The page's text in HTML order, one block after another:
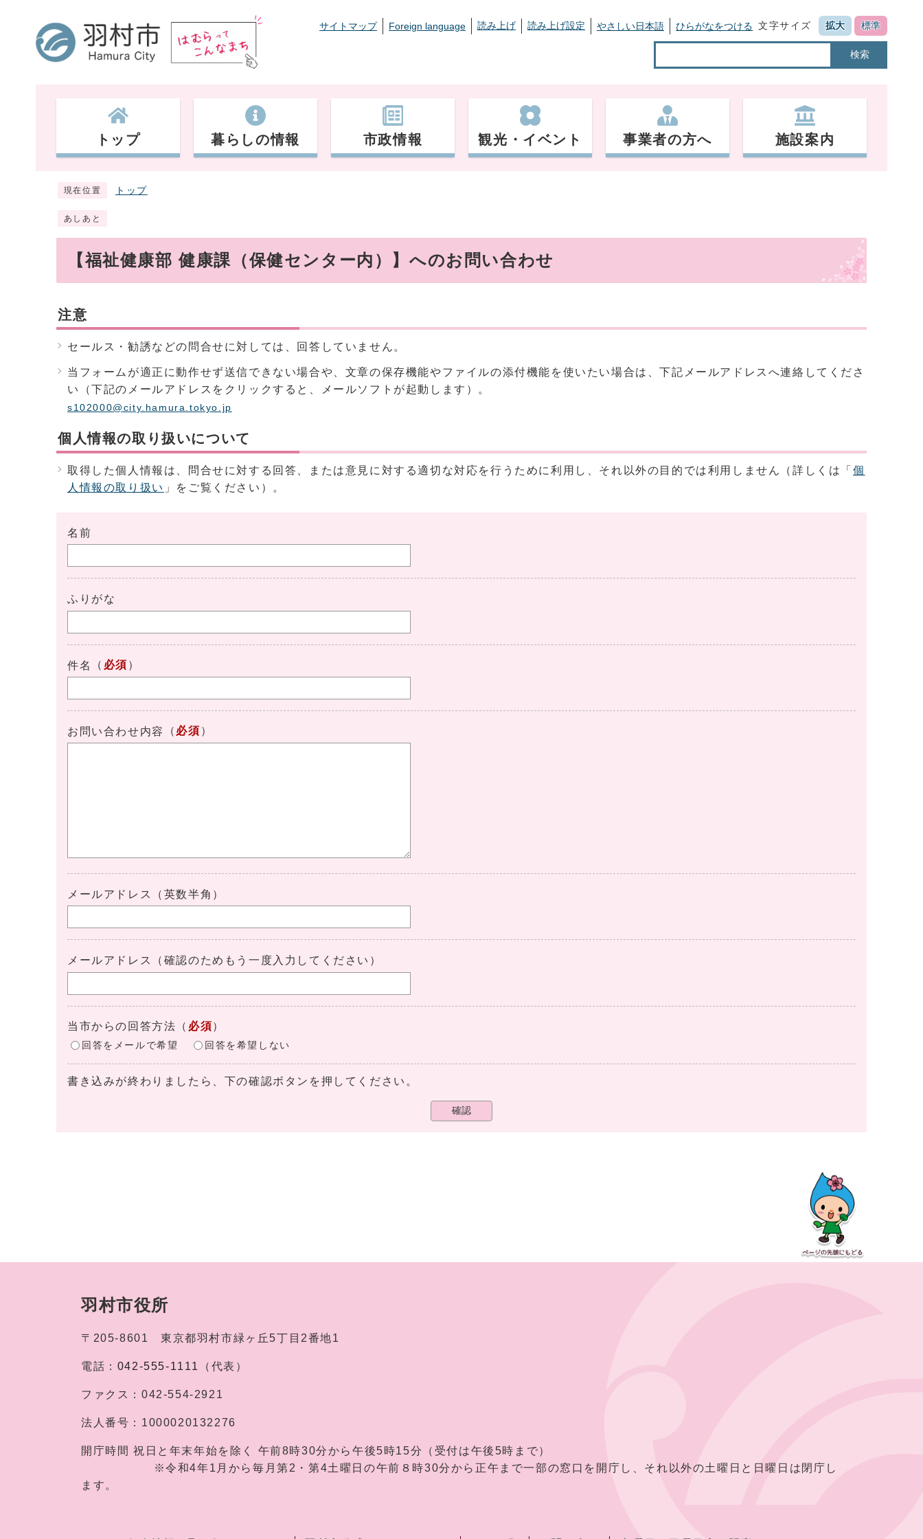
サイトマップ Foreign language 読み上げ 読み上げ設定 やさしい日本語 ひらがなをつける 文字サイズ 拡大 標準
検索
トップ 暮らしの情報 市政情報 観光・イベント 事業者の方へ 施設案内
現在位置 トップ
あしあと
【福祉健康部 健康課（保健センター内）】へのお問い合わせ
注意
セールス・勧誘などの問合せに対しては、回答していません。
当フォームが適正に動作せず送信できない場合や、文章の保存機能やファイルの添付機能を使いたい場合は、下記メールアドレスへ連絡してくださ
い（下記のメールアドレスをクリックすると、メールソフトが起動します）。
s102000@city.hamura.tokyo.jp
個人情報の取り扱いについて
取得した個人情報は、問合せに対する回答、または意見に対する適切な対応を行うために利用し、それ以外の目的では利用しません（詳しくは「 個
人情報の取り扱い 」をご覧ください）。
名前
ふりがな
件名 （ 必須 ）
お問い合わせ内容 （ 必須 ）
メールアドレス（英数半角）
メールアドレス（確認のためもう一度入力してください）
当市からの回答方法 （ 必須）
回答をメールで希望 回答を希望しない
書き込みが終わりましたら、下の確認ボタンを押してください。
確認
羽村市役所
〒205-8601 東京都羽村市緑ヶ丘5丁目2番地1
電話： 042-555-1111 （代表）
ファクス： 042-554-2921
法人番号： 1000020132276
開庁時間 祝日と年末年始を除く 午前8時30分から午後5時15分（受付は午後5時まで）
※令和4年1月から毎月第2・第4土曜日の午前８時30分から正午まで一部の窓口を開庁し、それ以外の土曜日と日曜日は閉庁し
ます。